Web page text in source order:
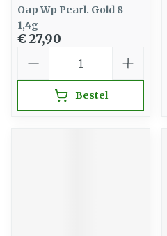
Oap Wp Pearl. Gold 8
1,4g
€ 27,90
Bestel